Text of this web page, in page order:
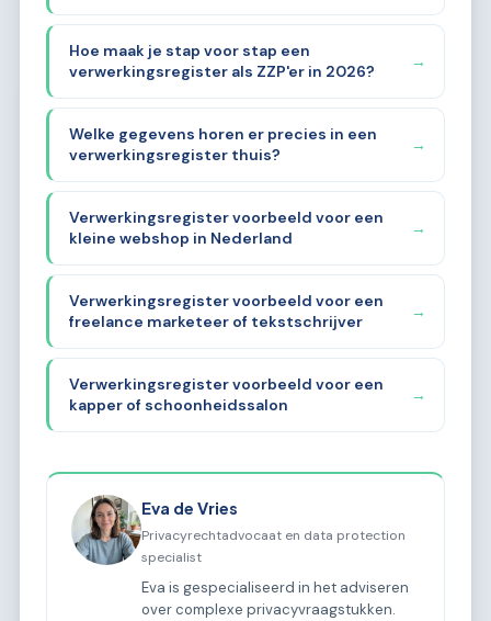
Hoe maak je stap voor stap een
verwerkingsregister als ZZP'er in 2026?
→
Welke gegevens horen er precies in een
verwerkingsregister thuis?
→
Verwerkingsregister voorbeeld voor een
kleine webshop in Nederland
→
Verwerkingsregister voorbeeld voor een
freelance marketeer of tekstschrijver
→
Verwerkingsregister voorbeeld voor een
kapper of schoonheidssalon
→
Eva de Vries
Privacyrechtadvocaat en data protection
specialist
Eva is gespecialiseerd in het adviseren
over complexe privacyvraagstukken.